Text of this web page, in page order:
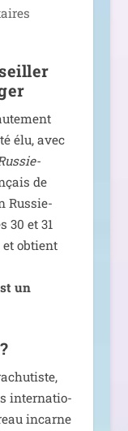
élu, avec
de
Russie-
30 et 31
obtient
un
inter­na­tio­
incarne